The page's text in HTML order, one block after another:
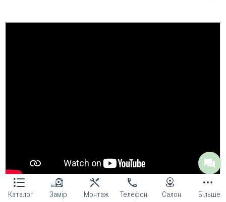
Каталог Замір Монтаж Телефон Салон Більше
Цінові категорії